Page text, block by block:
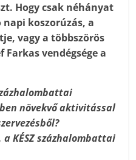
Hogy csak néhányat
koszorúzás, a
vagy a többszörös
vendégsége a
növekvő aktivitással
KÉSZ százhalombattai